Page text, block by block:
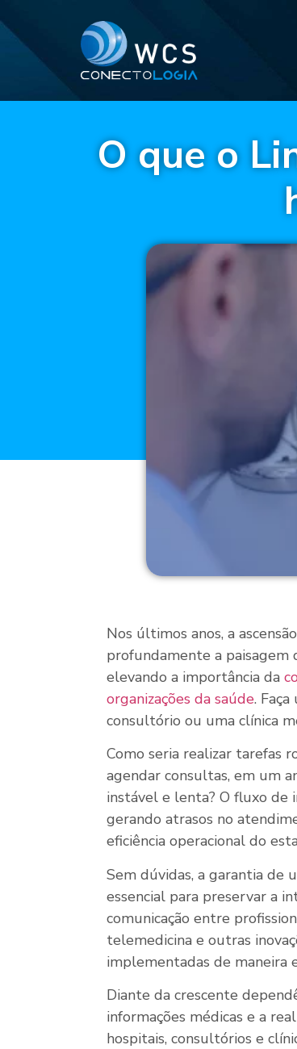
O que o
Nos últimos anos, a
profundamente a paisagem
elevando a importância da
organizações da saúde.
consultório ou uma clínica
Como seria realizar tarefas
agendar consultas, em um
instável e lenta? O fluxo de
gerando atrasos no
eficiência operacional do
Sem dúvidas, a garantia de
essencial para preservar a
comunicação entre
telemedicina e outras
implementadas de maneira
Diante da crescente
informações médicas e a
hospitais, consultórios e